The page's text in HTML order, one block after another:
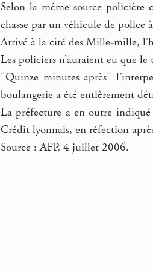
Selon la même source
chasse par un véhicule de police
Arrivé à la cité des Mille-mille,
Les policiers n’auraient eu que
"Quinze minutes après"
boulangerie a été entièrement
La préfecture a en outre indiqué
Crédit lyonnais, en réfection
Source : AFP, 4 juillet 2006.